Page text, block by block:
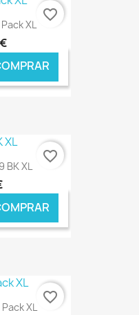
€ ONLINE
XL
€ ONLINE
favorite_border
BK XL
€ ONLINE
favorite_border
XL
favorite_border